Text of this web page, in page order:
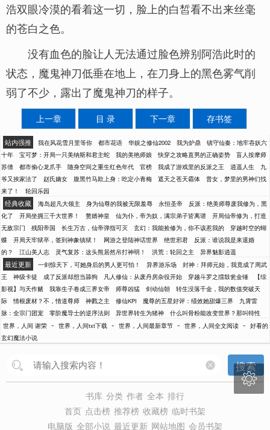
浩双眼冷漠的看着这一切，脸上的白皙看不出来丝毫
的苍白之色。
没有血色的脸让人无法通过脸色辨别阿浩此时的
状态，魔鬼神刀低垂在地上，在刀身上的黑色雾气削
弱了不少，露出了魔鬼神刀的样子。
上一章 目 录 下一章 存书签
站内强推 我在风花雪月里等你 都市花语 华娱之修仙2002 我为炉鼎
镇守仙秦：地牢吞妖六
十年
宝可梦：开局一只美纳斯和君主蛇 我的美艳师娘 快穿之攻略直男的正确姿势
盲人按摩师
苏倩
都市偷心龙爪手 随身空间之重生红色年代 官榜 我成了游戏里的反派之王 逍遥人生
九
爷又挨家法了
赵氏嫡女 腹黑竹马欺上身：吃定小青梅 遮天之苍天霸体
普女，梦里的男神们找
来了！
轮回乐园
经典收藏 海岛超凡大领主 身为仙尊的我被无限羞辱 永恒圣帝
反派：绝美师尊废我修为，黑
化了
开局坐拥三千大世界！ 赘婿神皇 仙为仆，帝为奴，满宗弟子皆离谱
开局仙帝修为，打造
无敌宗门
残阳帝国 长生万古，仙帝弹指可灭 玄幻：我能捡修为，你不该惹我的
穿越时空的蝴
蝶
开局天牢狱卒，签到神象镇狱！ 网游之登陆神话世界 绝世邪君
反派：谁说我是来退婚
的？
江山美人志 灵气复苏：这头熊居然吊打神明！ 洪荒：轮回之主 异界魅影逍遥
最近更新 一剑惊天下，可她身后的男人更可怕！ 异界游乐场
封神：拜师元始，我竟成了周武
王
神级卡徒 成了反派却想当舔狗 凡人修仙：从废丹房杂役开始 穿越斗罗之擂鼓瓮金锤
【综
影视】与天作赌
我靠生子卷成三界女帝 师尊凶猛 剑动仙朝
转生没落千金，我的数值突破天
际
情根废材？不，情道尊师 神戮之主 修仙KPI 魔尊的五星好评：绩效她甜爆三界
九霄雷
脉：全宗门团宠
零阶魔导士的逆序法则 异世界转生为猪神
什么叫骨粉能改变世界？那叫特性
世界，人间 谢荣 - 世界，人间txt下载 - 世界，人间最新章节 - 世界，人间全文阅读 - 好看的
玄幻魔法小说
搜索
书库 分类 作者 全本 排行
首页 点击榜 推荐榜 收藏榜 临时书架
电脑版 全部小说 最近更新 网站地图 会员书架
